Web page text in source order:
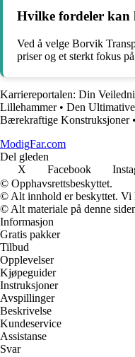
Hvilke fordeler kan
Ved å velge Borvik
priser og et sterkt fokus
Karriereportalen: Din
Lillehammer• Den
Bærekraftige Konstruksjoner•
ModigFar.com
Del gleden
X
Facebook
© Opphavsrettsbeskyttet.
© Alt innhold er beskyttet. Vi
© Alt materiale på denne
Informasjon
Gratis pakker
Tilbud
Opplevelser
Kjøpeguider
Instruksjoner
Avspillinger
Beskrivelse
Kundeservice
Assistanse
Svar